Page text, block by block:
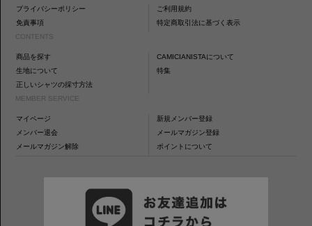
プライバシーポリシー
ご利用規約
免責事項
特定商取引法に基づく表示
CONTENTS
商品を探す
CAMICIANISTAについて
生地について
特集
正しいシャツの採寸方法
MEMBER SERVICE
マイページ
新規メンバー登録
メンバー退会
メールマガジン登録
メールマガジン解除
ポイントについて